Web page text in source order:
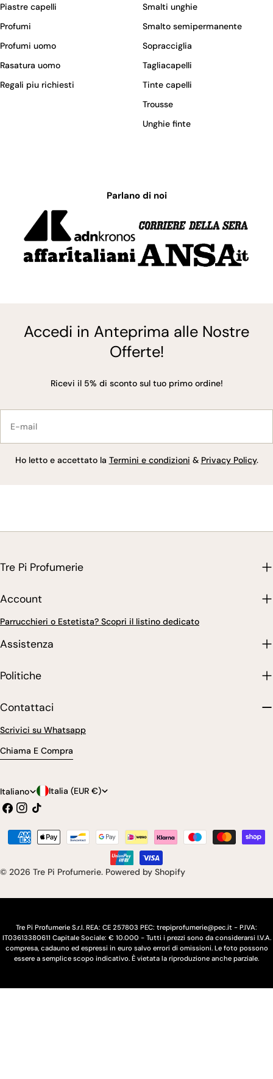
Piastre capelli
Profumi
Profumi uomo
Rasatura uomo
Regali piu richiesti
Smalti unghie
Smalto semipermanente
Sopracciglia
Tagliacapelli
Tinte capelli
Trousse
Unghie finte
Parlano di noi
Accedi in Anteprima alle Nostre
Offerte!
Ricevi il 5% di sconto sul tuo primo ordine!
mail
Ho letto e accettato la Termini e condizioni & Privacy Policy.
Tre Pi Profumerie
Account
Parrucchieri o Estetista? Scopri il listino dedicato
Assistenza
Politiche
Contattaci
Scrivici su Whatsapp
Chiama E Compra
L
i
n
u
Italiano
P
a
e
s
e
e
g
o
Italia (EUR €)
Facebook
Instagram
Tic
© 2026 Tre Pi Profumerie. Powered by Shopify
Modalità
Tre Pi Profumerie S.r.l. REA: CE 257803 PEC: trepiprofumerie@pec.it - P.IVA:
IT03613380611 Capitale Sociale: € 10.000 - Tutti i prezzi sono da considerarsi I.V.A.
compresa, cadauno ed espressi in euro salvo errori di omissioni. Le foto possono
essere a semplice scopo indicativo. È vietata la riproduzione anche parziale.